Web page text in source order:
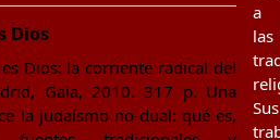
Dios
Dios: la corriente radical del
Gaia, 2010. 317 p. Una
la judaísmo no-dual: qué es,
a
las
Sus